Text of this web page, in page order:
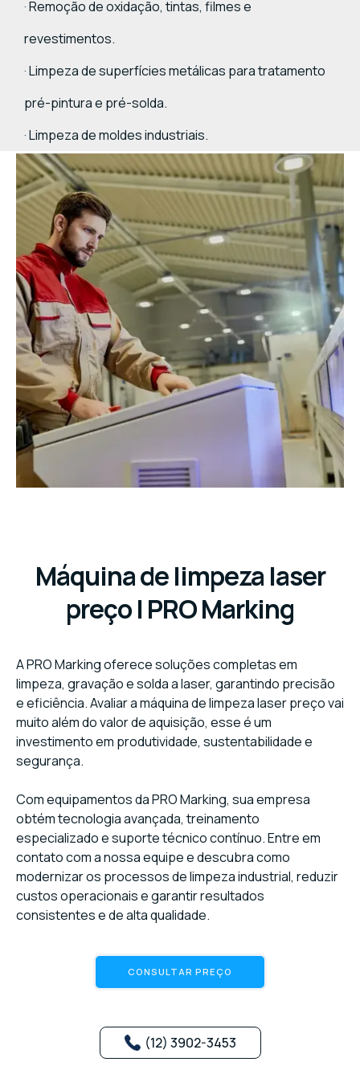
· Remoção de oxidação, tintas, filmes e
revestimentos.
· Limpeza de superfícies metálicas para tratamento
pré-pintura e pré-solda.
· Limpeza de moldes industriais.
Máquina de limpeza laser
preço | PRO Marking
A PRO Marking oferece soluções completas em
limpeza, gravação e solda a laser, garantindo precisão
e eficiência. Avaliar a máquina de limpeza laser preço vai
muito além do valor de aquisição, esse é um
investimento em produtividade, sustentabilidade e
segurança.
Com equipamentos da PRO Marking, sua empresa
obtém tecnologia avançada, treinamento
especializado e suporte técnico contínuo. Entre em
contato com a nossa equipe e descubra como
modernizar os processos de limpeza industrial, reduzir
custos operacionais e garantir resultados
consistentes e de alta qualidade.
CONSULTAR PREÇO
(12) 3902-3453